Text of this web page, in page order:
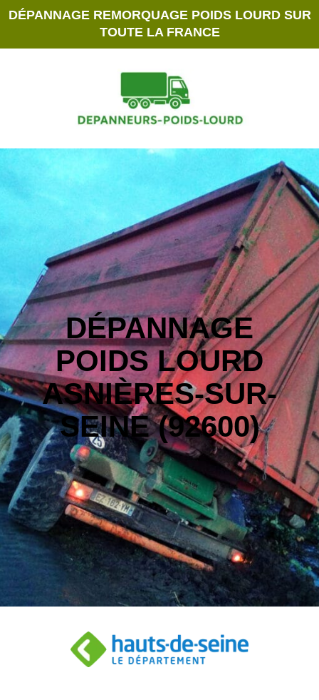
DÉPANNAGE REMORQUAGE POIDS LOURD SUR
TOUTE LA FRANCE
DÉPANNAGE
POIDS LOURD
ASNIÈRES-SUR-
SEINE (92600)